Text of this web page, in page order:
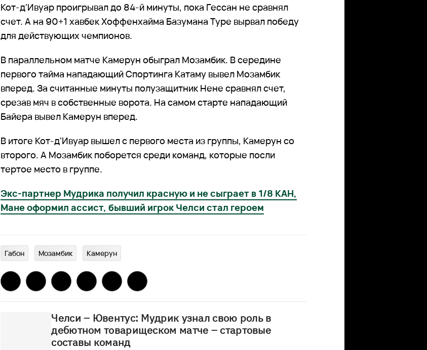
Кот-д'Ивуар проигрывал до 84-й минуты, пока Гессан не сравнял
счет. А на 90+1 хавбек Хоффенхайма Базумана Туре вырвал победу
для действующих чемпионов.
В параллельном матче Камерун обыграл Мозамбик. В середине
первого тайма нападающий Спортинга Катаму вывел Мозамбик
вперед. За считанные минуты полузащитник Нене сравнял счет,
срезав мяч в собственные ворота. На самом старте нападающий
Байера вывел Камерун вперед.
В итоге Кот-д'Ивуар вышел с первого места из группы, Камерун со
второго. А Мозамбик поборется среди команд, которые посли
тертое место в группе.
Экс-партнер Мудрика получил красную и не сыграет в 1/8 КАН,
Мане оформил ассист, бывший игрок Челси стал героем
Габон Мозамбик Камерун
Челси – Ювентус: Мудрик узнал свою роль в
дебютном товарищеском матче – стартовые
составы команд